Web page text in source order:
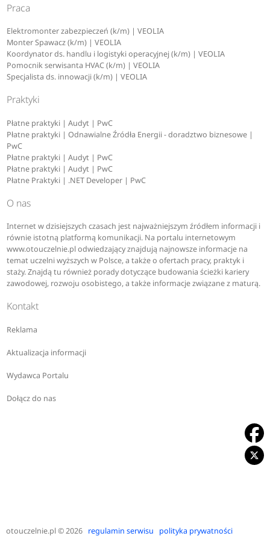
Praca
Elektromonter zabezpieczeń (k/m) | VEOLIA
Monter Spawacz (k/m) | VEOLIA
Koordynator ds. handlu i logistyki operacyjnej (k/m) | VEOLIA
Pomocnik serwisanta HVAC (k/m) | VEOLIA
Specjalista ds. innowacji (k/m) | VEOLIA
Praktyki
Płatne praktyki | Audyt | PwC
Płatne praktyki | Odnawialne Źródła Energii - doradztwo biznesowe |
PwC
Płatne praktyki | Audyt | PwC
Płatne praktyki | Audyt | PwC
Płatne Praktyki | .NET Developer | PwC
O nas
Internet w dzisiejszych czasach jest najważniejszym źródłem informacji i
równie istotną platformą komunikacji. Na portalu internetowym
www.otouczelnie.pl odwiedzający znajdują najnowsze informacje na
temat uczelni wyższych w Polsce, a także o ofertach pracy, praktyk i
staży. Znajdą tu również porady dotyczące budowania ścieżki kariery
zawodowej, rozwoju osobistego, a także informacje związane z maturą.
Kontakt
Reklama
Aktualizacja informacji
Wydawca Portalu
Dołącz do nas
otouczelnie.pl© 2026 regulamin serwisu polityka prywatności